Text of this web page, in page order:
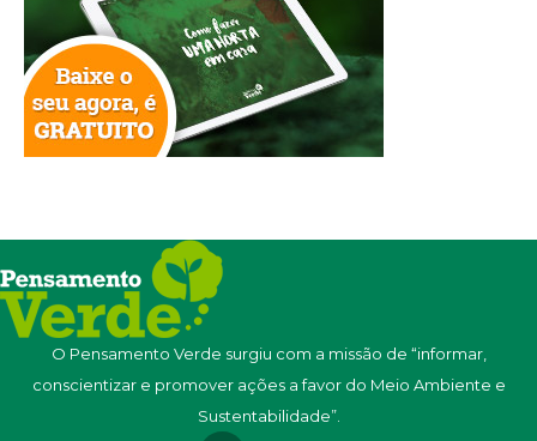
O Pensamento Verde surgiu com a missão de “informar,
conscientizar e promover ações a favor do Meio Ambiente e
Sustentabilidade”.